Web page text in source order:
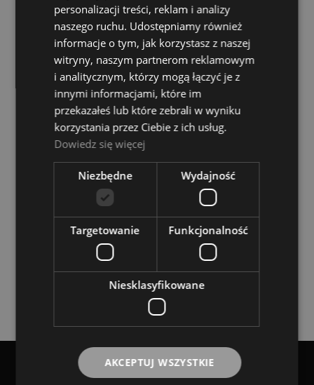
Dostępność:
1 599,00 zł
DO KOSZYKA
Kolberg 3110 Krzeslo Orkiestrowe
Dostępność:
POWIADOM O DOSTĘPNOŚCI
POMOC
personalizacji treści, reklam i analizy
naszego ruchu. Udostępniamy również
informacje o tym, jak korzystasz z naszej
witryny, naszym partnerom reklamowym
i analitycznym, którzy mogą łączyć je z
innymi informacjami, które im
przekazałeś lub które zebrali w wyniku
korzystania przez Ciebie z ich usług.
Dowiedz się więcej
Niezbędne Wydajność
Targetowanie Funkcjonalność
Niesklasyfikowane
AKCEPTUJ WSZYSTKIE